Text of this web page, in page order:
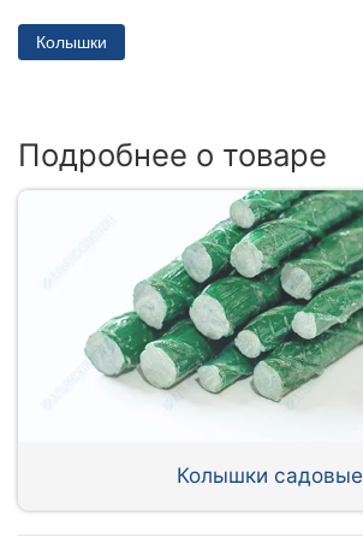
Колышки
Подробнее о товаре
Колышки садовые